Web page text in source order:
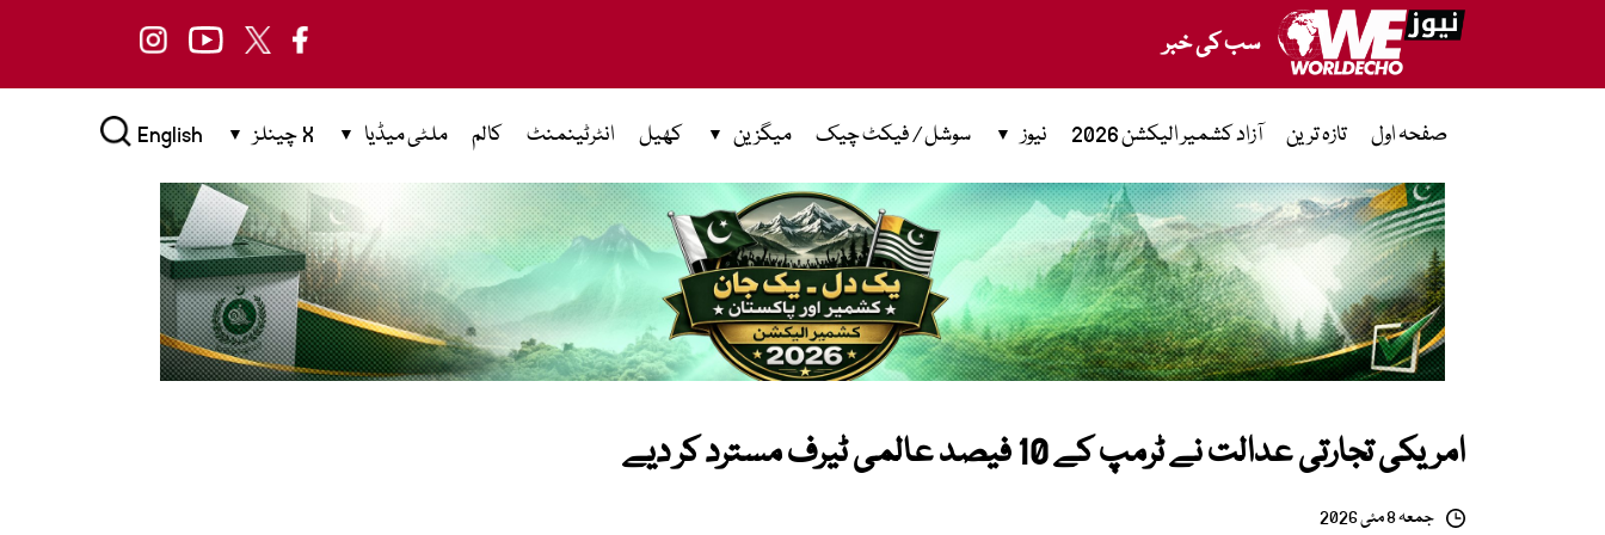
سب کی خبر
صفحہ اول تازہ ترین آزاد کشمیر الیکشن 2026 نیوز سوشل / فیکٹ چیک میگزین کھیل انٹرٹینمنٹ کالم ملٹی میڈیا X چینلز English
امریکی تجارتی عدالت نے ٹرمپ کے 10 فیصد عالمی ٹیرف مسترد کر دیے
جمعہ 8 مئی 2026